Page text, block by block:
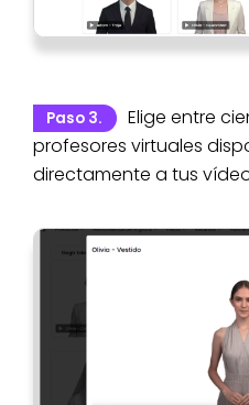
Paso 3.
Elige entre
profesores virtuales
directamente a tus